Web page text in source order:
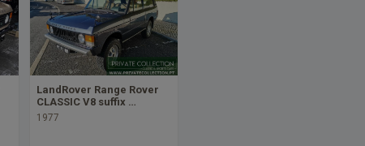
LandRover Range Rover
CLASSIC V8 suffix …
1977